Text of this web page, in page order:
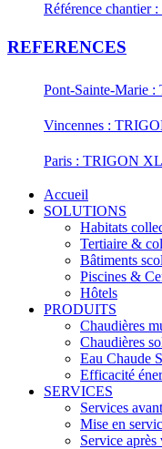
Référence chantier
REFERENCES
Pont-Sainte-Marie
Vincennes :
Paris : TRIGON XL
Accueil
SOLUTIONS
Habitats
Tertiaire &
Bâtiments
Piscines &
Hôtels
PRODUITS
Chaudières
Chaudières
Eau Chaude
Efficacité
SERVICES
Services
Mise en
Service après